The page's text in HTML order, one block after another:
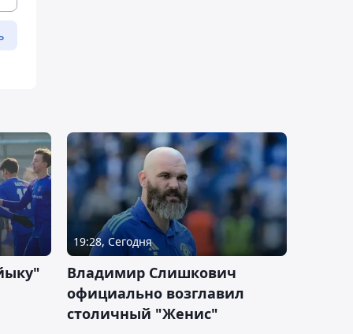
19:28, Сегодня
Владимир Слишкович
официально возглавил
столичный "Женис"